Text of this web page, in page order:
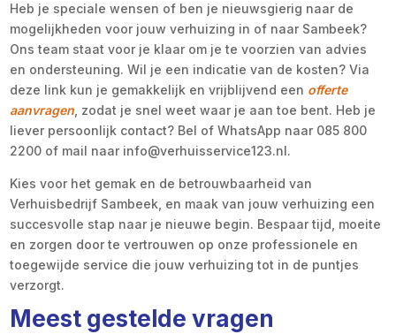
Heb je speciale wensen of ben je nieuwsgierig naar de
mogelijkheden voor jouw verhuizing in of naar Sambeek?
Ons team staat voor je klaar om je te voorzien van advies
en ondersteuning. Wil je een indicatie van de kosten? Via
deze link kun je gemakkelijk en vrijblijvend een offerte
aanvragen , zodat je snel weet waar je aan toe bent. Heb je
liever persoonlijk contact? Bel of WhatsApp naar 085 800
2200 of mail naar info@verhuisservice123.nl.
Kies voor het gemak en de betrouwbaarheid van
Verhuisbedrijf Sambeek, en maak van jouw verhuizing een
succesvolle stap naar je nieuwe begin. Bespaar tijd, moeite
en zorgen door te vertrouwen op onze professionele en
toegewijde service die jouw verhuizing tot in de puntjes
verzorgt.
Meest gestelde vragen